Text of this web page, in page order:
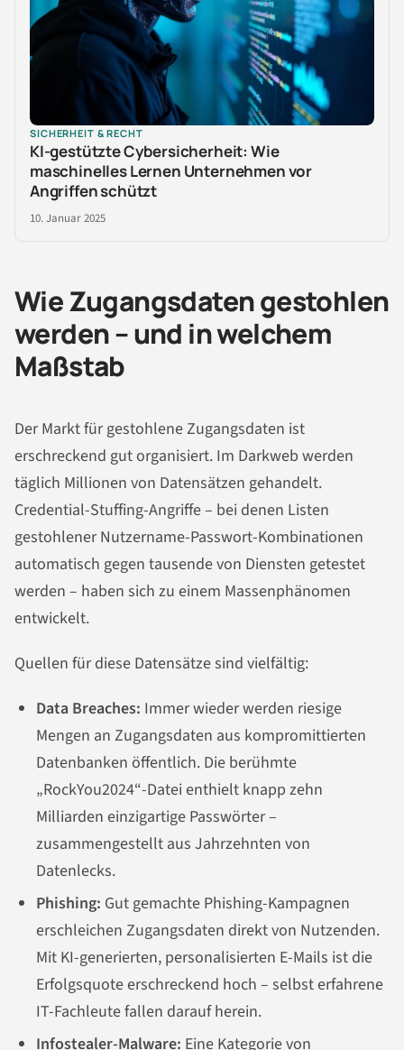
SICHERHEIT & RECHT
KI-gestützte Cybersicherheit: Wie
maschinelles Lernen Unternehmen vor
Angriffen schützt
10. Januar 2025
Wie Zugangsdaten gestohlen
werden – und in welchem
Maßstab
Der Markt für gestohlene Zugangsdaten ist
erschreckend gut organisiert. Im Darkweb werden
täglich Millionen von Datensätzen gehandelt.
Credential-Stuffing-Angriffe – bei denen Listen
gestohlener Nutzername-Passwort-Kombinationen
automatisch gegen tausende von Diensten getestet
werden – haben sich zu einem Massenphänomen
entwickelt.
Quellen für diese Datensätze sind vielfältig:
Data Breaches: Immer wieder werden riesige
Mengen an Zugangsdaten aus kompromittierten
Datenbanken öffentlich. Die berühmte
„RockYou2024“-Datei enthielt knapp zehn
Milliarden einzigartige Passwörter –
zusammengestellt aus Jahrzehnten von
Datenlecks.
Phishing: Gut gemachte Phishing-Kampagnen
erschleichen Zugangsdaten direkt von Nutzenden.
Mit KI-generierten, personalisierten E-Mails ist die
Erfolgsquote erschreckend hoch – selbst erfahrene
IT-Fachleute fallen darauf herein.
Infostealer-Malware: Eine Kategorie von